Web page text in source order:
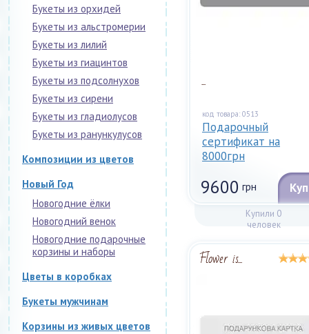
Букеты из орхидей
Букеты из альстромерии
Букеты из лилий
Букеты из гиацинтов
Букеты из подсолнухов
Букеты из сирени
Букеты из гладиолусов
Букеты из ранункулусов
Композиции из цветов
Новый Год
Новогодние ёлки
Новогодний венок
Новогодние подарочные
корзины и наборы
Цветы в коробках
Букеты мужчинам
Корзины из живых цветов
Купили 0
человек
...
код товара: 0513
Подарочный
сертификат на
8000грн
9600 грн
Flower is...